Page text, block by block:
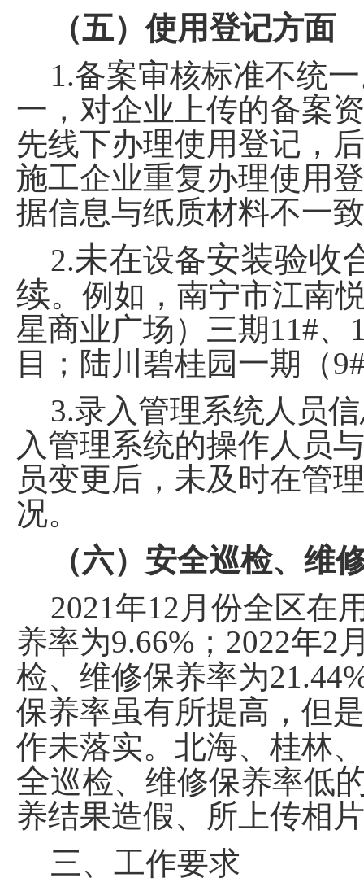
（五）使用登记方面
1.备案审核标准不统
一，对企业上传的备案
先线下办理使用登记，
施工企业重复办理使用
据信息与纸质材料不一
2.未在设备安装验收
续。例如，南宁市江南
星商业广场）三期11#、
目；陆川碧桂园一期（
3.录入管理系统人员
入管理系统的操作人员
员变更后，未及时在管
况。
（六）安全巡检、维
2021年12 月份全区在
养率为9.66%； 2022年2
检、维修保养率为
保养率虽有所提高，但是
作未落实。北海、桂林
全巡检、维修保养率低
养结果造假、所上传相
三、工作要求